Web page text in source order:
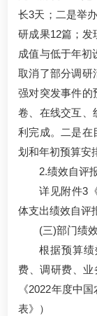
长3天；二是举
研成果12篇；
成值与低于年初
取消了部分调研
强对突发事件的
卷、在线交互、
利完成。二是在
划和年初预算安
2.绩效自评
详见附件3
体支出绩效自评
(三)部门绩
根据预算
费、调研费、
《2022年度中
表》）